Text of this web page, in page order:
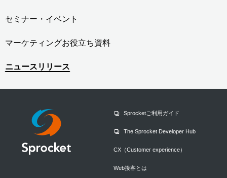
セミナー・イベント
マーケティングお役立ち資料
ニュースリリース
Sprocketご利用ガイド
The Sprocket Developer Hub
CX（Customer experience）
Web接客とは